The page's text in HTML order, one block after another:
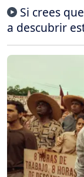
Si crees
a descubrir